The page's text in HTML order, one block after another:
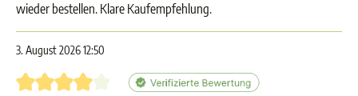
wieder bestellen. Klare Kaufempfehlung.
3. August 2026 12:50
Bewertung mit 4 von 5 Sternen